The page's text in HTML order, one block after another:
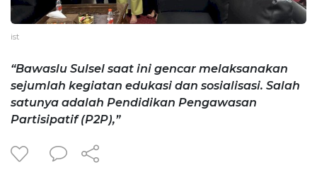
ist
“Bawaslu Sulsel saat ini gencar melaksanakan
sejumlah kegiatan edukasi dan sosialisasi. Salah
satunya adalah Pendidikan Pengawasan
Partisipatif (P2P),”